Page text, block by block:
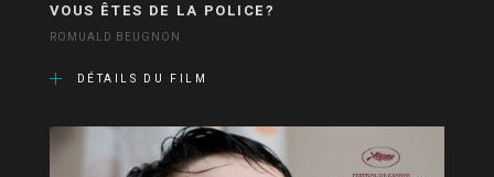
VOUS ÊTES DE LA POLICE?
ROMUALD BEUGNON
DÉTAILS DU FILM